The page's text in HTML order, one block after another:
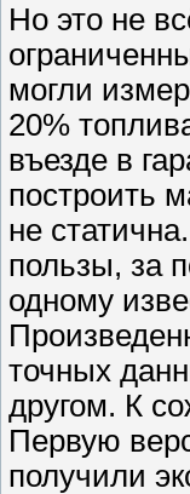
Но это не
могли
20%
въезде в
построить
не
пользы, за
одному
точных
другом. К
Первую
получили